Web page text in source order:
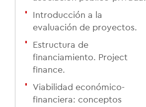
Introducción a la
evaluación de proyectos.
Estructura de
financiamiento. Project
finance.
Viabilidad económico-
financiera: conceptos